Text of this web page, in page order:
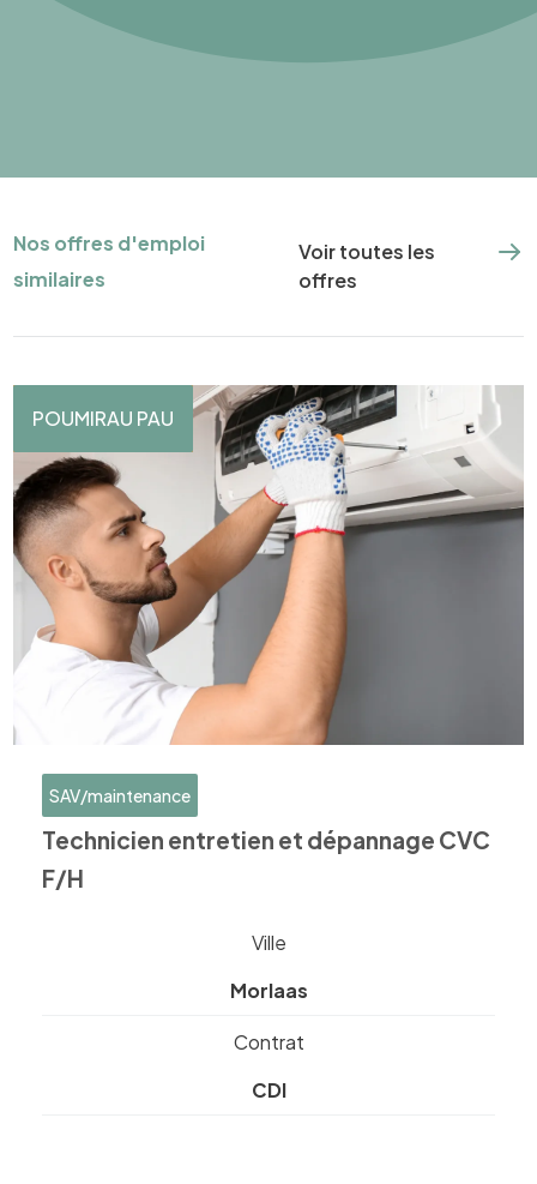
Nos offres d'emploi
similaires
Voir toutes les
offres
POUMIRAU PAU
SAV/maintenance
Technicien entretien et dépannage CVC
F/H
Ville
Morlaas
Contrat
CDI